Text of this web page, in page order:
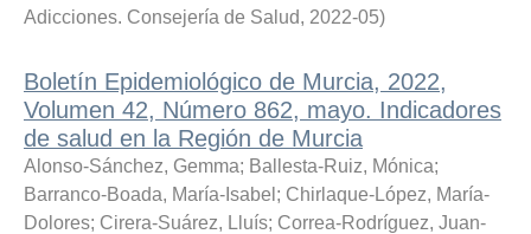
Adicciones. Consejería de Salud, 2022-05)
Boletín Epidemiológico de Murcia, 2022,
Volumen 42, Número 862, mayo. Indicadores
de salud en la Región de Murcia
Alonso-Sánchez, Gemma; Ballesta-Ruiz, Mónica;
Barranco-Boada, María-Isabel ; Chirlaque-López, María-
Dolores; Cirera-Suárez, Lluís; Correa-Rodríguez, Juan-